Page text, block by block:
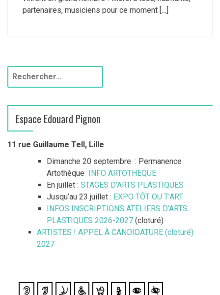
partenaires, musiciens pour ce moment […]
h
r
c
Espace Edouard Pignon
11 rue Guillaume Tell, Lille
Dimanche 20 septembre : Permanence
Artothèque
INFO ARTOTHEQUE
En juillet : STAGES D’ARTS PLASTIQUES
Jusqu’au 23 juillet : EXPO TÔT OU T’ART
INFOS INSCRIPTIONS ATELIERS D’ARTS
PLASTIQUES 2026-2027 (cloturé)
ARTISTES ! APPEL À CANDIDATURE (cloturé)
2027